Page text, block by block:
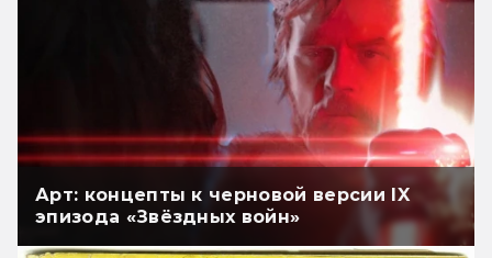
Арт: концепты к черновой версии IX
эпизода «Звёздных войн»